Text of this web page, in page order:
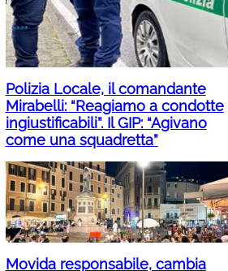
Polizia Locale, il comandante
Mirabelli: “Reagiamo a condotte
ingiustificabili”. Il GIP: “Agivano
come una squadretta”
Movida responsabile, cambia